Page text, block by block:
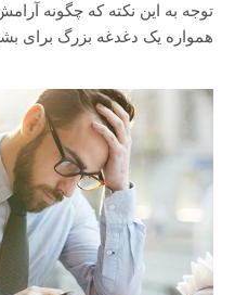
توجه به این نکته که چگونه
همواره یک دغدغه بزرگ برای